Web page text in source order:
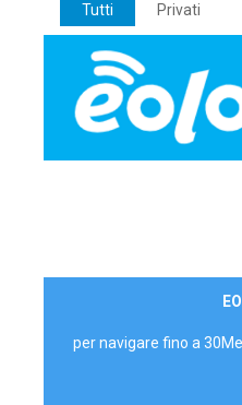
Tutti Privati
per navigare fino a